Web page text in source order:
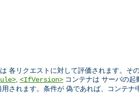
各リクエストに対して評価されます。そ
<IfVersion> コンテナは サーバの
されます。条件が 偽であれば、コンテナ